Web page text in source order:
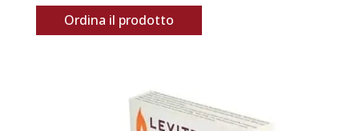
Ordina il prodotto